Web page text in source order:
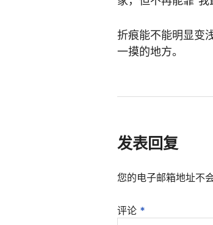
折痕能不能明显变
一摸的地方。
发表回复
您的电子邮箱地址不
评论 *